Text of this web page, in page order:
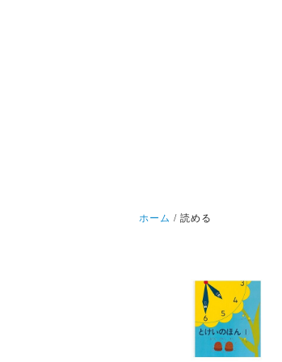
ホーム 読める